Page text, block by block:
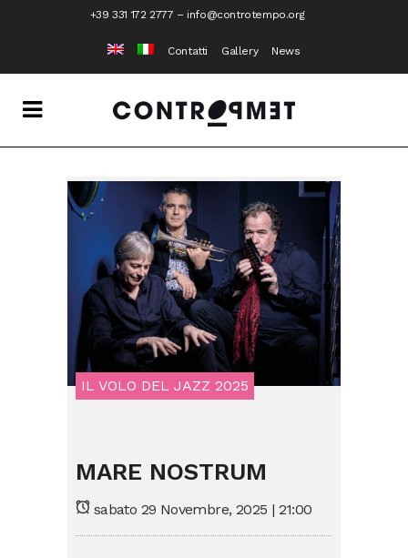
+39 331 172 2777 – info@controtempo.org
Contatti Gallery News
IL VOLO DEL JAZZ 2025
MARE NOSTRUM
sabato 29 Novembre, 2025 | 21:00